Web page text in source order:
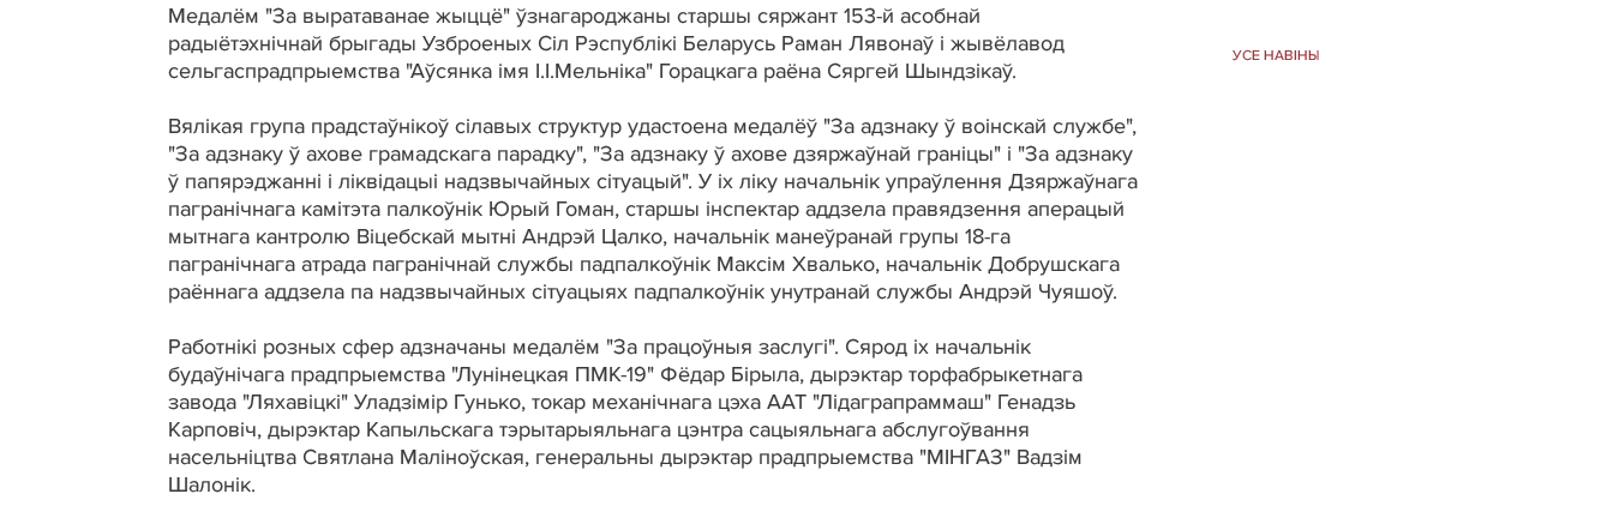
Медалём "За выратаванае жыццё" ўзнагароджаны старшы сяржант 153-й асобнай
радыётэхнічнай брыгады Узброеных Сіл Рэспублікі Беларусь Раман Лявонаў і жывёлавод
сельгаспрадпрыемства "Аўсянка імя І.І.Мельніка" Горацкага раёна Сяргей Шындзікаў.
Вялікая група прадстаўнікоў сілавых структур удастоена медалёў "За адзнаку ў воінскай службе",
"За адзнаку ў ахове грамадскага парадку", "За адзнаку ў ахове дзяржаўнай граніцы" і "За адзнаку
ў папярэджанні і ліквідацыі надзвычайных сітуацый". У іх ліку начальнік упраўлення Дзяржаўнага
пагранічнага камітэта палкоўнік Юрый Гоман, старшы інспектар аддзела правядзення аперацый
мытнага кантролю Віцебскай мытні Андрэй Цалко, начальнік манеўранай групы 18-га
пагранічнага атрада пагранічнай службы падпалкоўнік Максім Хвалько, начальнік Добрушскага
раённага аддзела па надзвычайных сітуацыях падпалкоўнік унутранай службы Андрэй Чуяшоў.
Работнікі розных сфер адзначаны медалём "За працоўныя заслугі". Сярод іх начальнік
будаўнічага прадпрыемства "Лунінецкая ПМК-19" Фёдар Бірыла, дырэктар торфабрыкетнага
завода "Ляхавіцкі" Уладзімір Гунько, токар механічнага цэха ААТ "Лідаграпраммаш" Генадзь
Карповіч, дырэктар Капыльскага тэрытарыяльнага цэнтра сацыяльнага абслугоўвання
насельніцтва Святлана Маліноўская, генеральны дырэктар прадпрыемства "МІНГАЗ" Вадзім
Шалонік.
УСЕ НАВІНЫ